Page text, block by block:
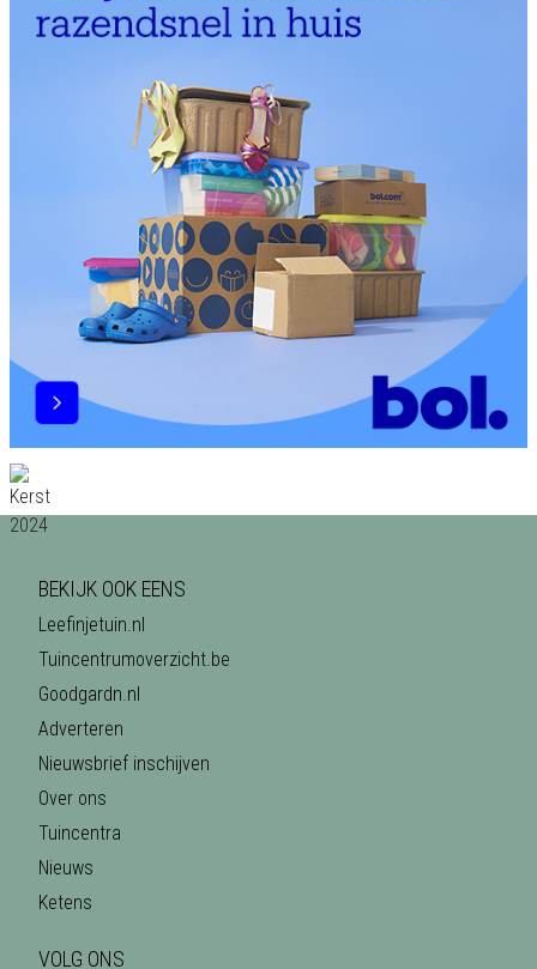
BEKIJK OOK EENS
Leefinjetuin.nl
Tuincentrumoverzicht.be
Goodgardn.nl
Adverteren
Nieuwsbrief inschijven
Over ons
Tuincentra
Nieuws
Ketens
VOLG ONS